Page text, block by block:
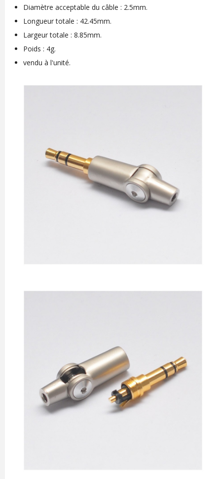
Diamètre acceptable du câble : 2.5mm.
Longueur totale : 42.45mm.
Largeur totale : 8.85mm.
Poids : 4g.
vendu à l'unité.